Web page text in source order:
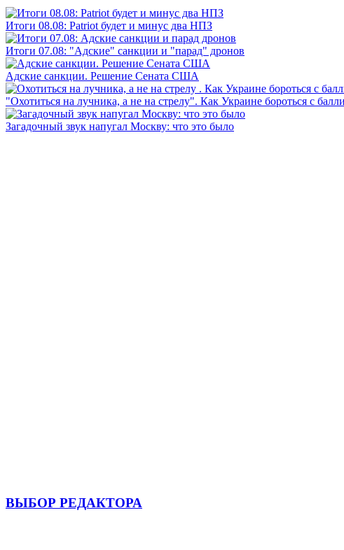
Итоги 08.08: Patriot будет и минус два НПЗ
Итоги 07.08: "Адские" санкции и "парад" дронов
Адские санкции. Решение Сената США
"Охотиться на лучника, а не на стрелу". Как Украине бороться с
Загадочный звук напугал Москву: что это было
ВЫБОР РЕДАКТОРА